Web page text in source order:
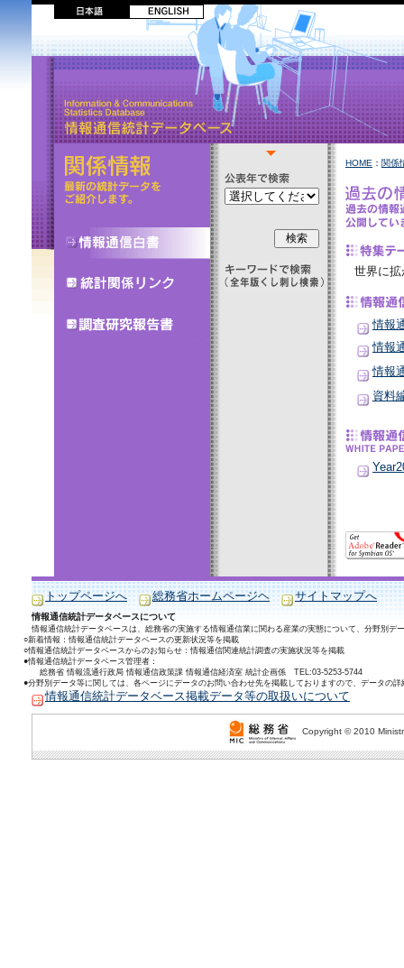
HOME ： 関係
世界に
情報
情報
情報
資料
トップページへ 総務省ホームページヘ サイトマップへ
情報通信統計データベースについて
情報通信統計データベースは、総務省の実施する情報通信業に関わる産業の実態について、分野別デ
○新着情報：情報通信統計データベースの更新状況等を掲載
○情報通信統計データベースからのお知らせ：情報通信関連統計調査の実施状況等を掲載
●情報通信統計データベース管理者：
総務省 情報流通行政局 情報通信政策課 情報通信経済室 統計企画係 TEL:03-5253-5744
●分野別データ等に関しては、各ページにデータのお問い合わせ先を掲載しておりますので、データの
情報通信統計データベース掲載データ等の取扱いについて
Copyright © 2010